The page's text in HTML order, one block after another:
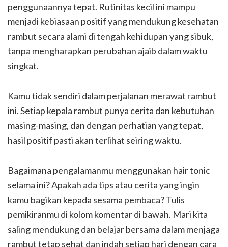
penggunaannya tepat. Rutinitas kecil ini mampu
menjadi kebiasaan positif yang mendukung kesehatan
rambut secara alami di tengah kehidupan yang sibuk,
tanpa mengharapkan perubahan ajaib dalam waktu
singkat.
Kamu tidak sendiri dalam perjalanan merawat rambut
ini. Setiap kepala rambut punya cerita dan kebutuhan
masing-masing, dan dengan perhatian yang tepat,
hasil positif pasti akan terlihat seiring waktu.
Bagaimana pengalamanmu menggunakan hair tonic
selama ini? Apakah ada tips atau cerita yang ingin
kamu bagikan kepada sesama pembaca? Tulis
pemikiranmu di kolom komentar di bawah. Mari kita
saling mendukung dan belajar bersama dalam menjaga
rambut tetap sehat dan indah setiap hari dengan cara